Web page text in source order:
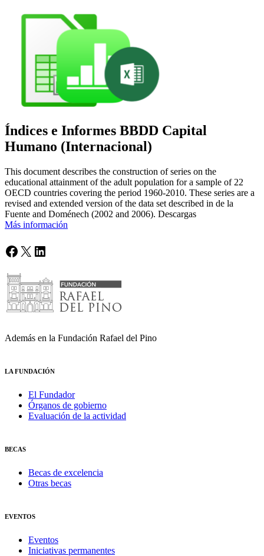
Índices e Informes BBDD Capital
Humano (Internacional)
This document describes the construction of series on the
educational attainment of the adult population for a sample of 22
OECD countries covering the period 1960-2010. These series are a
revised and extended version of the data set described in de la
Fuente and Doménech (2002 and 2006). Descargas
Más información
Facebook
X LinkedIn
Además en la Fundación Rafael del Pino
LA FUNDACIÓN
El Fundador
Órganos de gobierno
Evaluación de la actividad
BECAS
Becas de excelencia
Otras becas
EVENTOS
Eventos
Iniciativas permanentes